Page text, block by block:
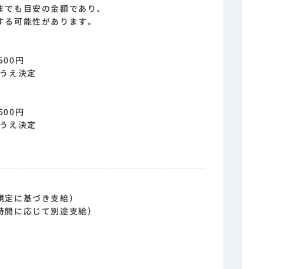
も目安の金額であり、
可能性があります。
円
え決定
円
え決定
に基づき支給）
に応じて別途支給）